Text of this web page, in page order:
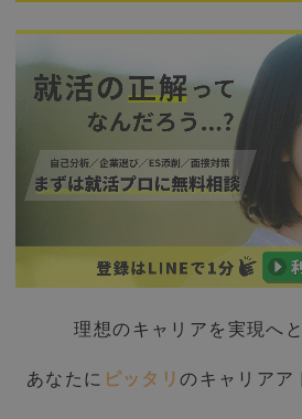
理想のキャリアを実現へ
あなたに ピッタリのキャリアア